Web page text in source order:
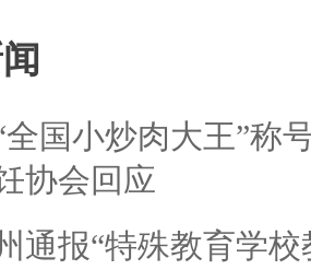
全国小炒肉大王”称
协会回应
通报“特殊教育学